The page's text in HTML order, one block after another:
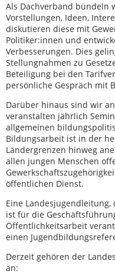
Als Dachverband bündeln
Vorstellungen, Ideen,
diskutieren diese mit
Politiker:innen und
Verbesserungen. Dies
Stellungnahmen zu
Beteiligung bei den
persönliche Gespräch mit
Darüber hinaus sind wir
veranstalten jährlich
allgemeinen
Bildungsarbeit ist in der
Ländergrenzen hinweg
allen jungen Menschen
öffentlichen Dienst.
Eine
ist für die
Öffentlichkeitsarbeit
einen
Derzeit gehören der
an: